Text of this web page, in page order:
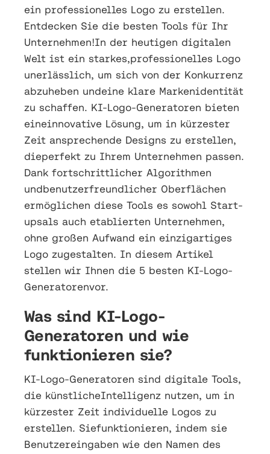
ein professionelles Logo zu erstellen.
Entdecken Sie die besten Tools für Ihr
Unternehmen!In der heutigen digitalen
Welt ist ein starkes,professionelles Logo
unerlässlich, um sich von der Konkurrenz
abzuheben undeine klare Markenidentität
zu schaffen. KI-Logo-Generatoren bieten
eineinnovative Lösung, um in kürzester
Zeit ansprechende Designs zu erstellen,
dieperfekt zu Ihrem Unternehmen passen.
Dank fortschrittlicher Algorithmen
undbenutzerfreundlicher Oberflächen
ermöglichen diese Tools es sowohl Start-
upsals auch etablierten Unternehmen,
ohne großen Aufwand ein einzigartiges
Logo zugestalten. In diesem Artikel
stellen wir Ihnen die 5 besten KI-Logo-
Generatorenvor.
Was sind KI-Logo-
Generatoren und wie
funktionieren sie?
KI-Logo-Generatoren sind digitale Tools,
die künstlicheIntelligenz nutzen, um in
kürzester Zeit individuelle Logos zu
erstellen. Siefunktionieren, indem sie
Benutzereingaben wie den Namen des